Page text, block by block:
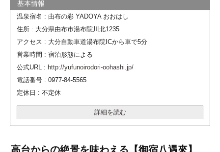
温泉宿名 : 由布の彩 YADOYA おおはし
住所 : 大分県由布市湯布院川北1235
アクセス : 大分自動車道湯布院ICから車で5分
営業時間 : 宿泊形態による
公式URL : http://yufunoirodori-oohashi.jp/
電話番号 : 0977-84-5565
定休日 : 不定休
詳細を読む
高台からの絶景を味わえる【御宿八遇來】